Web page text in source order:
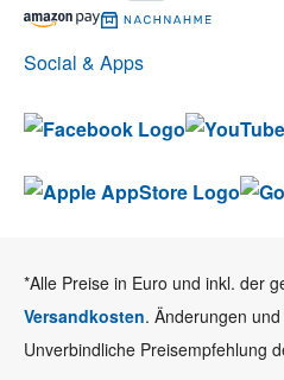
Social & Apps
*Alle Preise in Euro und inkl. der
Versandkosten. Änderungen
Unverbindliche Preisempfehlung